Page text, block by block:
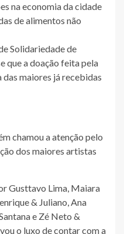
na economia da cidade
de alimentos não
Solidariedade de
que a doação feita pela
maiores já recebidas
chamou a atenção pelo
dos maiores artistas
Gusttavo Lima, Maiara
& Juliano, Ana
e Zé Neto &
o luxo de contar com a